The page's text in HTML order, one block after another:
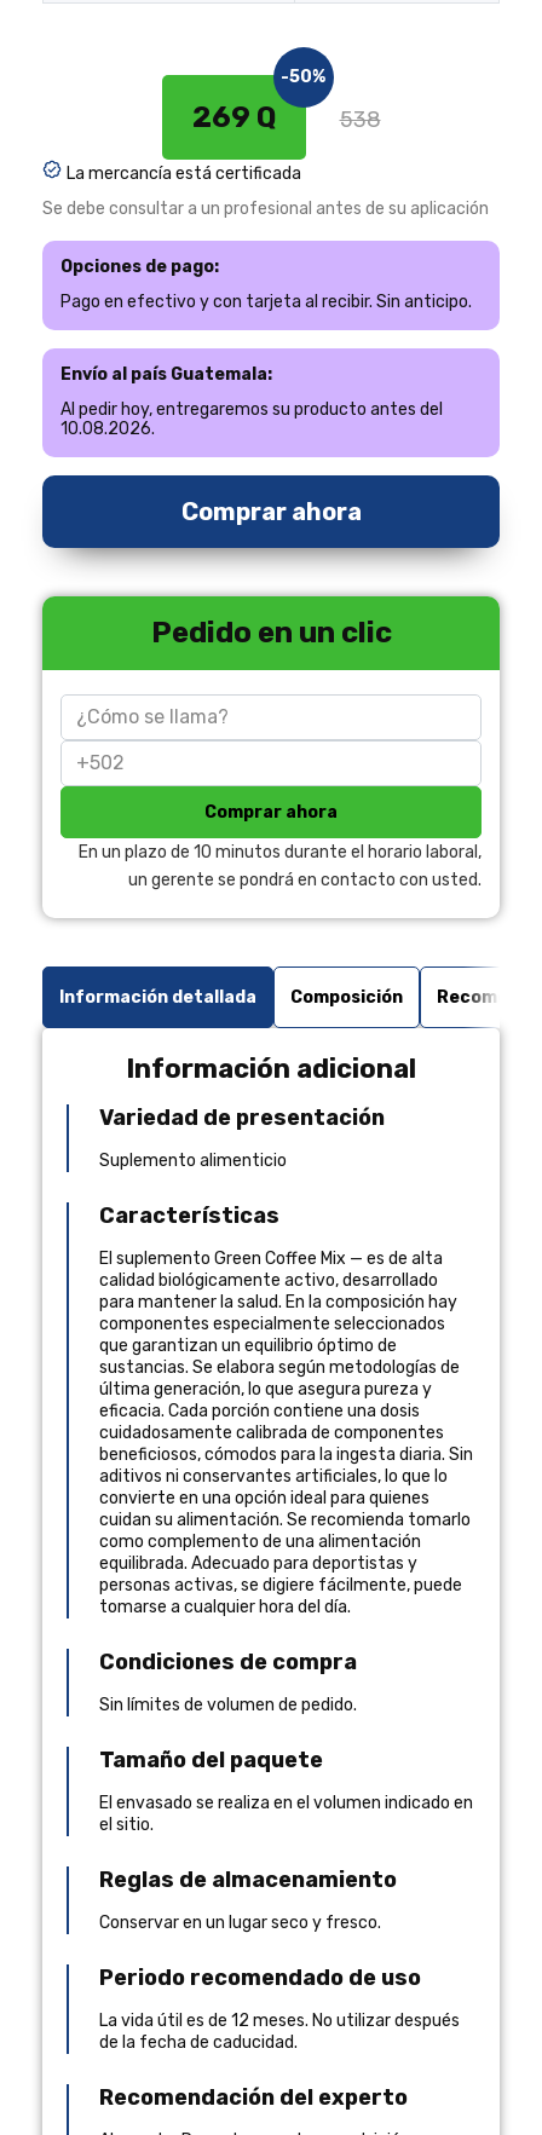
269 Q
-50%
538
La mercancía está certificada
Se debe consultar a un profesional antes de su aplicación
Opciones de pago:
Pago en efectivo y con tarjeta al recibir. Sin anticipo.
Envío al país Guatemala:
Al pedir hoy, entregaremos su producto antes del
10.08.2026.
Comprar ahora
Pedido en un clic
Comprar ahora
En un plazo de 10 minutos durante el horario laboral,
un gerente se pondrá en contacto con usted.
Información detallada Composición
Información adicional
Variedad de presentación
Suplemento alimenticio
Características
El suplemento Green Coffee Mix — es de alta
calidad biológicamente activo, desarrollado
para mantener la salud. En la composición hay
componentes especialmente seleccionados
que garantizan un equilibrio óptimo de
sustancias. Se elabora según metodologías de
última generación, lo que asegura pureza y
eficacia. Cada porción contiene una dosis
cuidadosamente calibrada de componentes
beneficiosos, cómodos para la ingesta diaria. Sin
aditivos ni conservantes artificiales, lo que lo
convierte en una opción ideal para quienes
cuidan su alimentación. Se recomienda tomarlo
como complemento de una alimentación
equilibrada. Adecuado para deportistas y
personas activas, se digiere fácilmente, puede
tomarse a cualquier hora del día.
Condiciones de compra
Sin límites de volumen de pedido.
Tamaño del paquete
El envasado se realiza en el volumen indicado en
el sitio.
Reglas de almacenamiento
Conservar en un lugar seco y fresco.
Periodo recomendado de uso
La vida útil es de 12 meses. No utilizar después
de la fecha de caducidad.
Recomendación del experto